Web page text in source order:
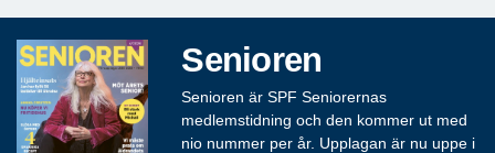
Senioren
Senioren är SPF Seniorernas
medlemstidning och den kommer ut med
nio nummer per år. Upplagan är nu uppe i